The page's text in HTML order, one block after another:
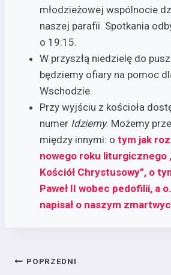
młodzieżowej wspólnocie
naszej parafii. Spotkania
o 19:15.
W przyszłą niedzielę do
będziemy ofiary na pomoc
Wschodzie.
Przy wyjściu z kościoła
numer Idziemy. Możemy
między innymi: o tym jak
nowego roku liturgicznego
Kościół Chrystusowy”, o
Paweł II wobec pedofilii, a
napisał o naszym
Nawigacja
POPRZEDNI